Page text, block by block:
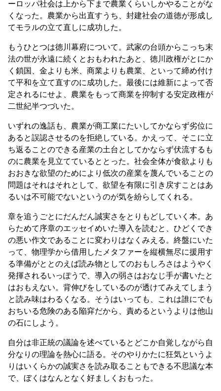
ーロッパ社会は上から下まで農業くらいしかやることがな
くなった。農業から出直すうち、封建社会の道徳が形成し
てモラルの立て直しに成功した。
もうひとつは徳川幕府について。武家の台頭からこっち末
法の世が永遠に続くとおもわれたあと、徳川政権がとにか
く鎖国、金よりも米、商業よりも農業、といって締め付け
て平和を立て直すのに成功した。最後には維新によって否
定されるにせよ、農業をもって商業を抑制する安定政権が
二世紀半つづいた。
いずれの逸話も、農業が商工業にたいしてかならず劣位に
あると誤認させるのを拒絶している。かえって、そこに立
ち返ることのできる産業の土台としてかならず伏流するも
のに農業を見立てているととった。社会全体が食欲よりも
おおきな欲望のためにより低次の産業を蔑んでいることの
問題はそれはそれとして、欲望を有限に引き戻すことはあ
るいは不可能でないというのが気を紛らしてくれる。
章を追うごとにだんだん誠実さをとりもどしていく本。あ
らためて序章のエッセイめいた導入を読むと、ひどくでき
の悪い作文であることに変わりはなくみえる。終盤にいた
って、物理学から借用したメタファーを縦横無尽に援用す
る準備がととのえば読み物としてのおもしろさはようやく
発揮されるいっぽうで、導入の弱さはおなじ手が書いたと
はおもえない。背伸びをしているのが透けてみえてしまう
と読み味はわるくなる。そうはいっても、これは誰にでも
おちいる危険のある陥穽だから、責めるというよりは他山
の石にしよう。
自分は非正統の議論を述べているとどこか自覚しながら自
分なりの理論を熱心に語る。そのやりかたに狂気というよ
りはいくらかの誠実さを読み取ることもできる不思議な本
で、ぼくはなんとなく好ましくおもった。